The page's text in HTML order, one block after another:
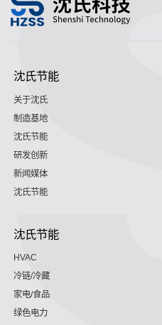
沈氏节能
关于沈氏
制造基地
沈氏节能
研发创新
新闻媒体
沈氏节能
沈氏节能
HVAC
冷链/冷藏
家电/食品
绿色电力